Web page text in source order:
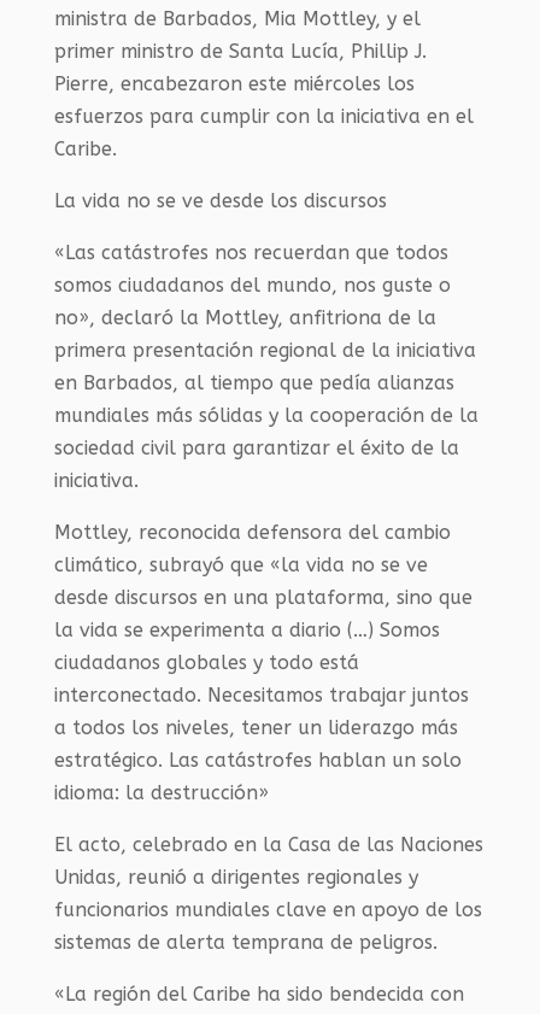
ministra de Barbados, Mia Mottley, y el
primer ministro de Santa Lucía, Phillip J.
Pierre, encabezaron este miércoles los
esfuerzos para cumplir con la iniciativa en el
Caribe.
La vida no se ve desde los discursos
«Las catástrofes nos recuerdan que todos
somos ciudadanos del mundo, nos guste o
no», declaró la Mottley, anfitriona de la
primera presentación regional de la iniciativa
en Barbados, al tiempo que pedía alianzas
mundiales más sólidas y la cooperación de la
sociedad civil para garantizar el éxito de la
iniciativa.
Mottley, reconocida defensora del cambio
climático, subrayó que «la vida no se ve
desde discursos en una plataforma, sino que
la vida se experimenta a diario (…) Somos
ciudadanos globales y todo está
interconectado. Necesitamos trabajar juntos
a todos los niveles, tener un liderazgo más
estratégico. Las catástrofes hablan un solo
idioma: la destrucción»
El acto, celebrado en la Casa de las Naciones
Unidas, reunió a dirigentes regionales y
funcionarios mundiales clave en apoyo de los
sistemas de alerta temprana de peligros.
«La región del Caribe ha sido bendecida con